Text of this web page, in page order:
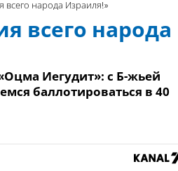
всего народа Израиля!»
всего народа
Иегудит»: с Б-жьей
баллотироваться в 40